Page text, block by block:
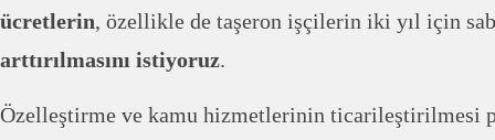
ücretlerin, özellikle de taşeron işçilerin iki yıl için
arttırılmasını istiyoruz.
Özelleştirme ve kamu hizmetlerinin ticarileştirilmesi